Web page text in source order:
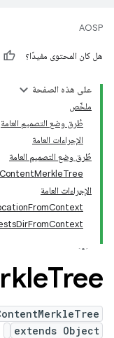
AOSP
هل كان المحتوى مفيدًا؟
على هذه الصفحة
ملخّص
طُرق وضع التصميم العامة
الإجراءات العامة
طُرق وضع التصميم العامة
ContentMerkleTree
الإجراءات العامة
Tree
extends Object